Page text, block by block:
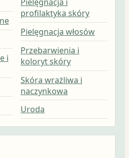
i
profilaktyka skóry
Pielęgnacja włosów
Przebarwienia i
koloryt skóry
Skóra wrażliwa i
naczynkowa
Uroda